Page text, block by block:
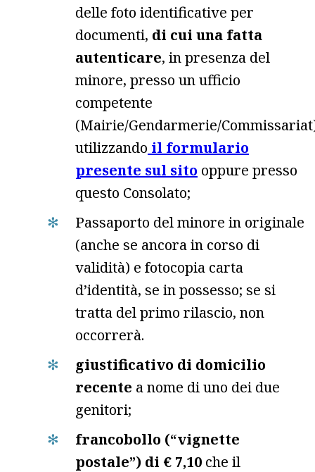
delle foto identificative per
documenti, di cui una fatta
autenticare, in presenza del
minore, presso un ufficio
competente
(Mairie/Gendarmerie/
utilizzando il formulario
presente sul sito oppure presso
questo Consolato;
Passaporto del minore in originale
(anche se ancora in corso di
validità) e fotocopia carta
d’identità, se in possesso; se si
tratta del primo rilascio, non
occorrerà.
giustificativo di domicilio
recente a nome di uno dei due
genitori;
francobollo (“vignette
postale”) di € 7,10 che il